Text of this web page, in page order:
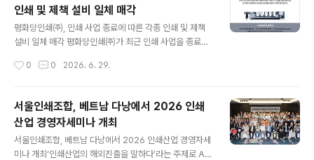
사는 AI 에이전트 도입을 통해 실질적인 성과(ROI)를 거두
려는 기업들을 위해 마련됐다. 사전 등록으로 초청된 기업
경영진과 IT실무진들이 다수 참석한 가운데, ‘AI에이전트,
업 중심의 AI 전환(AX·AI Transformation) 인사이트를
인쇄 및 제책 설비 일체 매각
평화당인쇄㈜, 인쇄 사업 종료에 따른 각종 인쇄 및 제책
설비 일체 매각 평화당인쇄㈜가 최근 인쇄 사업을 종료함
일체를 저렴한 가격에 매각한다고 밝혔다.매각 대상 품목
705 및 704 등)와 각종 부품류를 비롯해, 윤전인쇄기(하
이델베르그 Web-16 5색도, 미쓰비시 AY1-500 4색도
등), 제판 설비(코닥 프리너지 워크플로 솔루션, 판 출력기
CTCP SMART-U8128, 엡슨 교정기 등), 그리고 제책
설비(중철 제책기 오사꼬 13콤마, 접지기, HORIZON 자
0 0 2026. 6. 29.
서울인쇄조합, 베트남 다낭에서 2026 인쇄
산업 경영자세미나 개최
서울인쇄조합, 베트남 다낭에서 2026 인쇄산업 경영자세
미나 개최‘인쇄산업의 해외진출을 말하다’라는 주제로 AI